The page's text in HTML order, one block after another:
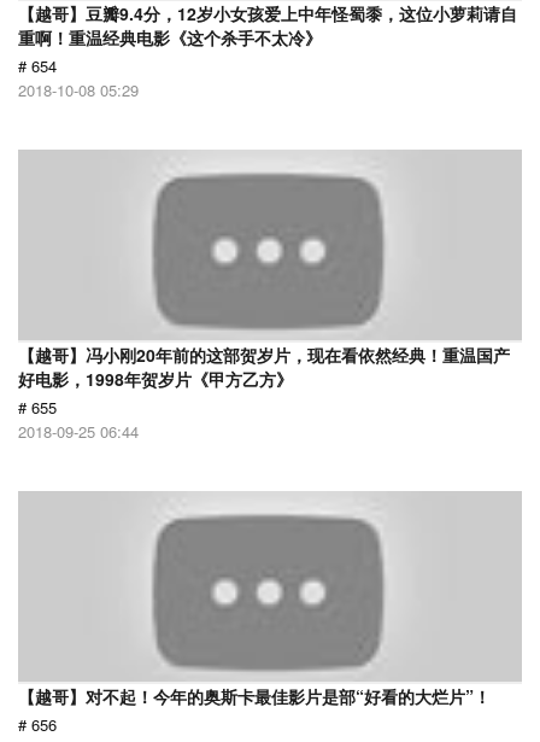
【越哥】豆瓣9.4分，12岁小女孩爱上中年怪蜀黍，这位小萝莉请自
重啊！重温经典电影《这个杀手不太冷》
# 654
2018-10-08 05:29
【越哥】冯小刚20年前的这部贺岁片，现在看依然经典！重温国产
好电影，1998年贺岁片《甲方乙方》
# 655
2018-09-25 06:44
【越哥】对不起！今年的奥斯卡最佳影片是部“好看的大烂片”！
# 656